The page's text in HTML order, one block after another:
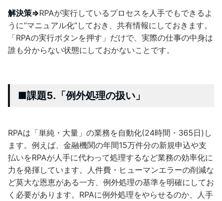
解決策⇒RPAが実行しているプロセスを人手でもできるよ
うに“マニュアル化”しておき、共有情報にしておきます。
「RPAの実行ボタンを押す」だけで、実際の仕事の中身は
誰も分からない状態にしておかないことです。
■課題5.「例外処理の扱い」
RPAは「単純・大量」の業務を自動化(24時間・365日)し
ます。例えば、金融機関の年間15万件分の新規申込や支
払いをRPAが人手に代わって処理するなど業務の効率化に
力を発揮しています。人件費・ヒューマンエラーの削減な
ど莫大な恩恵がある一方、例外処理の基準を明確にしてお
く必要があります。RPAに例外処理をやらせるのか、人手